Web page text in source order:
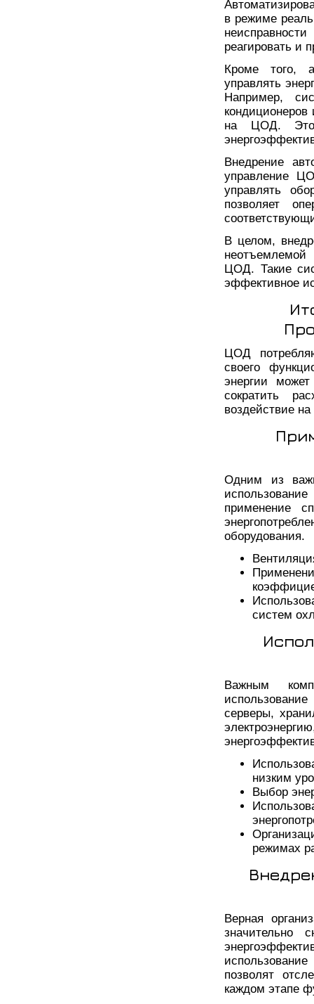
в режиме
реагировать и
Кроме того,
управлять
Например,
кондиционеров
на ЦОД. Это
Внедрение
управление
управлять
позволяет
В целом,
неотъемлемой
ЦОД. Такие
эффективное
ЦОД
своего
энергии
сократить
воздействие
Одним из
применение
оборудования.
систем
Важным
серверы,
низким
Выбор
режимах
Верная
значительно
позволят
каждом этапе